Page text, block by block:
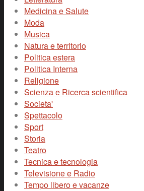
Medicina e Salute
Moda
Musica
Natura e territorio
Politica estera
Politica Interna
Religione
Scienza e Ricerca scientifica
Societa'
Spettacolo
Sport
Storia
Teatro
Tecnica e tecnologia
Televisione e Radio
Tempo libero e vacanze